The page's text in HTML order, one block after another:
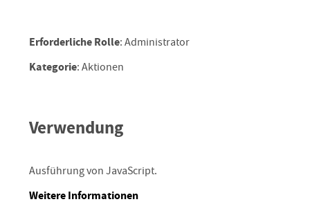
Erforderliche Rolle: Administrator
Kategorie: Aktionen
Verwendung
Ausführung von JavaScript.
Weitere Informationen